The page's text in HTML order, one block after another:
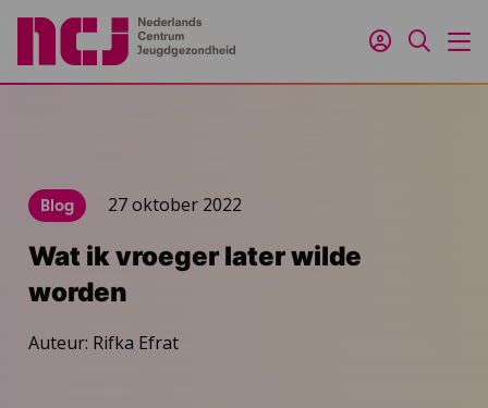
Inloggen
Zoeken
Blog 27 oktober 2022
Wat ik vroeger later wilde
worden
Auteur: Rifka Efrat